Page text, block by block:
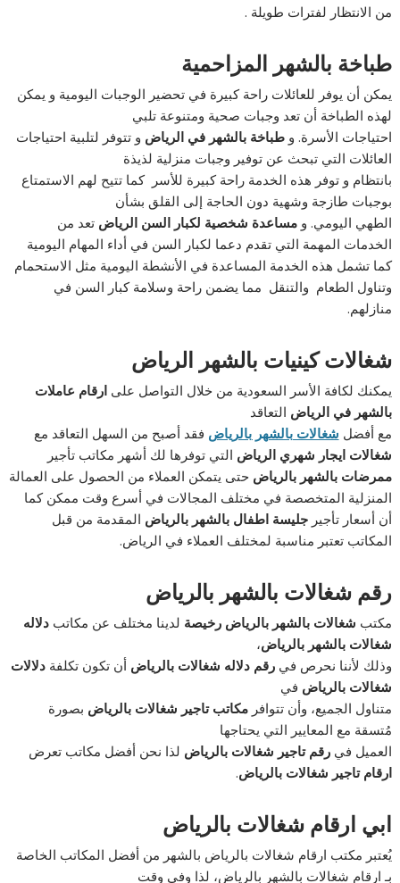
من الانتظار لفترات طويلة .
طباخة بالشهر المزاحمية
يمكن أن يوفر للعائلات راحة كبيرة في تحضير الوجبات اليومية و يمكن
لهذه الطباخة أن تعد وجبات صحية ومتنوعة تلبي
احتياجات الأسرة. وطباخة بالشهر في الرياض و تتوفر لتلبية احتياجات
العائلات التي تبحث عن توفير وجبات منزلية لذيذة
بانتظام و توفر هذه الخدمة راحة كبيرة للأسر كما تتيح لهم الاستمتاع
بوجبات طازجة وشهية دون الحاجة إلى القلق بشأن
الطهي اليومي. ومساعدة شخصية لكبار السن الرياض تعد من
الخدمات المهمة التي تقدم دعما لكبار السن في أداء المهام اليومية
كما تشمل هذه الخدمة المساعدة في الأنشطة اليومية مثل الاستحمام
وتناول الطعام والتنقل مما يضمن راحة وسلامة كبار السن في
منازلهم.
شغالات كينيات بالشهر الرياض
يمكنك لكافة الأسر السعودية من خلال التواصل علىارقام عاملات
بالشهر في الرياض التعاقد
مع أفضل شغالات بالشهر بالرياض فقد أصبح من السهل التعاقد مع
شغالات ايجار شهري الرياض التي توفرها لك أشهر مكاتب تأجير
ممرضات بالشهر بالرياض حتى يتمكن العملاء من الحصول على العمالة
المنزلية المتخصصة في مختلف المجالات في أسرع وقت ممكن كما
أن أسعار تأجيرجليسة اطفال بالشهر بالرياض المقدمة من قبل
المكاتب تعتبر مناسبة لمختلف العملاء في الرياض.
رقم شغالات بالشهر بالرياض
مكتب شغالات بالشهر بالرياض رخيصة لدينا مختلف عن مكاتب دلاله
شغالات بالشهر بالرياض،
وذلك لأننا نحرص فيرقم دلاله شغالات بالرياضأن تكون تكلفة دلالات
شغالات بالرياض في
متناول الجميع، وأن تتوافرمكاتب تاجير شغالات بالرياض بصورة
مُتسقة مع المعايير التي يحتاجها
العميل فيرقم تاجير شغالات بالرياض لذا نحن أفضل مكاتب تعرض
ارقام تاجير شغالات بالرياض.
ابي ارقام شغالات بالرياض
يُعتبر مكتب ارقام شغالات بالرياض بالشهر من أفضل المكاتب الخاصة
بـ ارقام شغالات بالشهر بالرياض، لذا وفي وقت